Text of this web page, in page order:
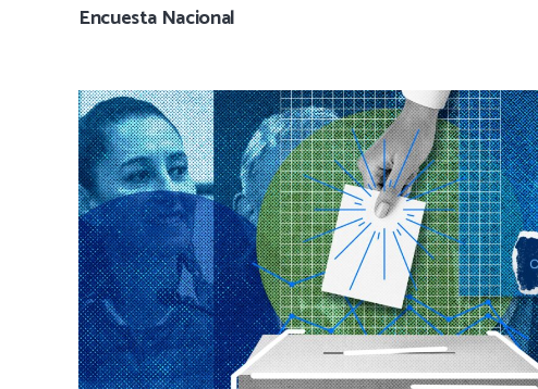
Encuesta Nacional